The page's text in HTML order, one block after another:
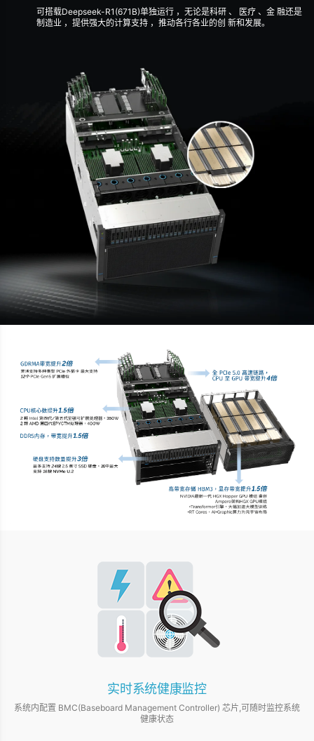
可搭载Deepseek-R1(671B)单独运行 ，无论是科研 、 医疗 、金 融还是
制造业 ，提供强大的计算支持 ，推动各行各业的创 新和发展。
实时系统健康监控
系统内配置 BMC(Baseboard Management Controller) 芯片,可随时监控系统
健康状态